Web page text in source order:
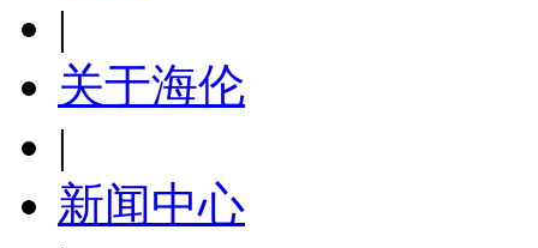
|
关于海伦
|
新闻中心